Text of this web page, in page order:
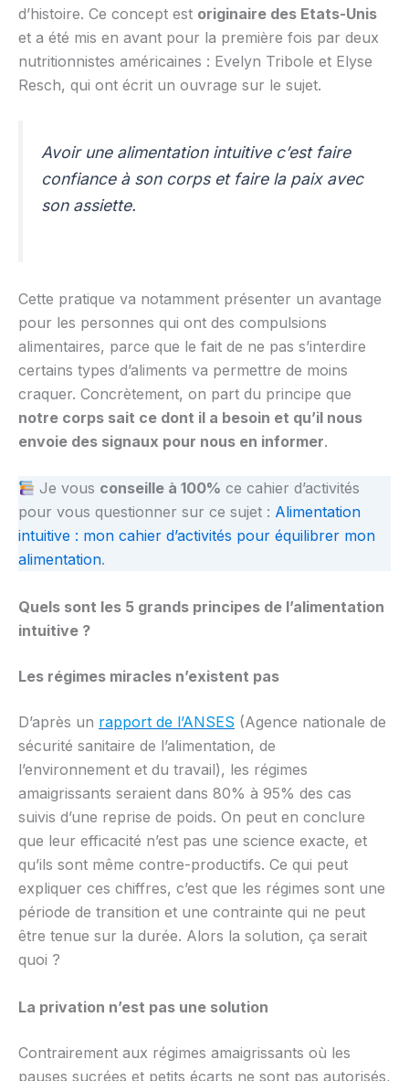
d’histoire. Ce concept est originaire des Etats-Unis
et a été mis en avant pour la première fois par deux
nutritionnistes américaines : Evelyn Tribole et Elyse
Resch, qui ont écrit un ouvrage sur le sujet.
Avoir une alimentation intuitive c’est faire
confiance à son corps et faire la paix avec
son assiette.
Cette pratique va notamment présenter un avantage
pour les personnes qui ont des compulsions
alimentaires, parce que le fait de ne pas s’interdire
certains types d’aliments va permettre de moins
craquer. Concrètement, on part du principe que
notre corps sait ce dont il a besoin et qu’il nous
envoie des signaux pour nous en informer.
Je vous conseille à 100% ce cahier d’activités
pour vous questionner sur ce sujet : Alimentation
intuitive : mon cahier d’activités pour équilibrer mon
alimentation.
Quels sont les 5 grands principes de l’alimentation
intuitive ?
Les régimes miracles n’existent pas
D’après un rapport de l’ANSES (Agence nationale de
sécurité sanitaire de l’alimentation, de
l’environnement et du travail), les régimes
amaigrissants seraient dans 80% à 95% des cas
suivis d’une reprise de poids. On peut en conclure
que leur efficacité n’est pas une science exacte, et
qu’ils sont même contre-productifs. Ce qui peut
expliquer ces chiffres, c’est que les régimes sont une
période de transition et une contrainte qui ne peut
être tenue sur la durée. Alors la solution, ça serait
quoi ?
La privation n’est pas une solution
Contrairement aux régimes amaigrissants où les
pauses sucrées et petits écarts ne sont pas autorisés,